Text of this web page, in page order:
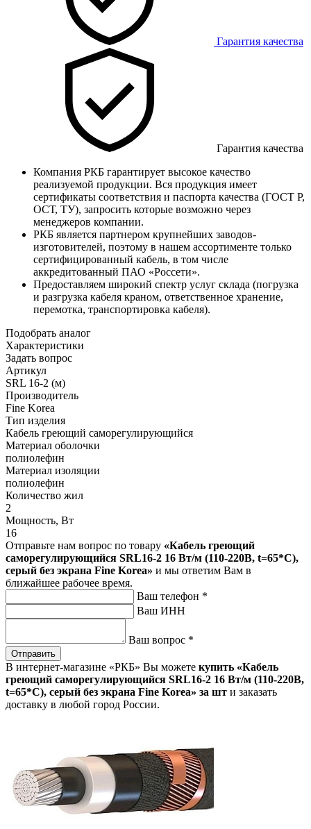
Гарантия качества
Гарантия качества
Компания РКБ гарантирует высокое качество
реализуемой продукции. Вся продукция имеет
сертификаты соответствия и паспорта качества (ГОСТ Р,
ОСТ, ТУ), запросить которые возможно через
менеджеров компании.
РКБ является партнером крупнейших заводов-
изготовителей, поэтому в нашем ассортименте только
сертифицированный кабель, в том числе
аккредитованный ПАО «Россети».
Предоставляем широкий спектр услуг склада (погрузка
и разгрузка кабеля краном, ответственное хранение,
перемотка, транспортировка кабеля).
Подобрать аналог
Характеристики
Задать вопрос
Артикул
SRL 16-2 (м)
Производитель
Fine Korea
Тип изделия
Кабель греющий саморегулирующийся
Материал оболочки
полиолефин
Материал изоляции
полиолефин
Количество жил
2
Мощность, Вт
16
Отправьте нам вопрос по товару «Кабель греющий
саморегулирующийся SRL16-2 16 Вт/м (110-220В, t=65*C),
серый без экрана Fine Korea» и мы ответим Вам в
ближайшее рабочее время.
Ваш телефон *
Ваш ИНН
Ваш вопрос *
Отправить
В интернет-магазине «РКБ» Вы можете купить «Кабель
греющий саморегулирующийся SRL16-2 16 Вт/м (110-220В,
t=65*C), серый без экрана Fine Korea» за шт и заказать
доставку в любой город России.